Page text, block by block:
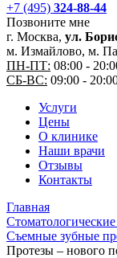
+7 (495) 324-88-44
Позвоните мне
г. Москва, ул.
м. Измайлово, м.
ПН-ПТ: 08:00 -
СБ-ВС: 09:00 -
Услуги
Цены
О клинике
Наши врачи
Отзывы
Контакты
Главная
Съемные зубные
Протезы – нового